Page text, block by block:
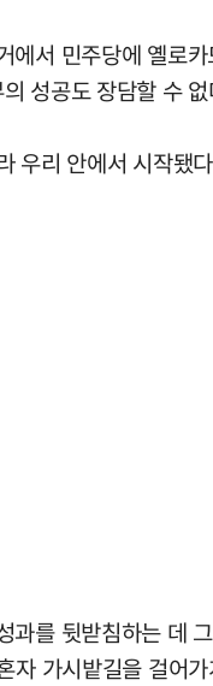
에서 민주당에 옐로
성공도 장담할 수
우리 안에서 시작됐
과를 뒷받침하는 데
자 가시밭길을 걸어